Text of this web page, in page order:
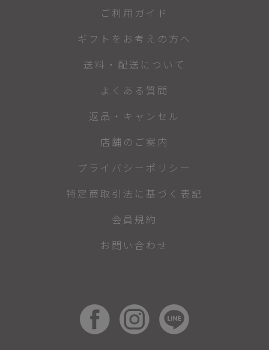
ご利用ガイド
ギフトをお考えの方へ
送料・配送について
よくある質問
返品・キャンセル
店舗のご案内
プライバシーポリシー
特定商取引法に基づく表記
会員規約
お問い合わせ